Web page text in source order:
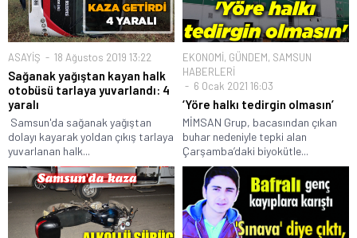
ASAYİŞ 18 Ağustos 2019 13:22
Sağanak yağıştan kayan halk
otobüsü tarlaya yuvarlandı: 4
yaralı
Samsun'da sağanak yağıştan
dolayı kayarak yoldan çıkış tarlaya
yuvarlanan halk...
EKONOMİ, GÜNDEM, SAMSUN
HABERLERİ
6 Ocak 2021 16:03
‘Yöre halkı tedirgin olmasın’
MİMSAN Grup, bacasından çıkan
buhar nedeniyle tepki alan
Çarşamba’daki biyokütle...